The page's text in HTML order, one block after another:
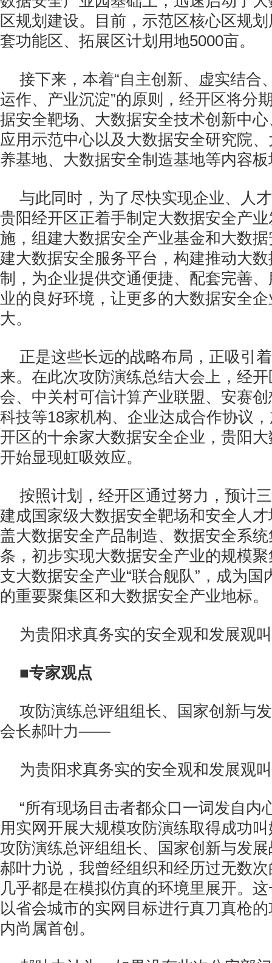
区规划建设。目前，示范区核心区规
套功能区、拓展区计划用地5000亩。
接下来，本着“自主创新、虚实结合
运作、产业沉淀”的原则，经开区将分
据安全靶场、大数据安全技术创新中
应用示范中心以及大数据安全研究院
养基地、大数据安全制造基地等内容
与此同时，为了尽快实现企业、人
贵阳经开区正着手制定大数据安全产
施，组建大数据安全产业基金和大数
建大数据安全服务平台，构建推动大
制，为企业提供交通便捷、配套完善
业的良好环境，让更多的大数据安全
大。
正是这些长远的战略布局，正吸引
来。在此次攻防演练总结大会上，经
会、中关村可信计算产业联盟、安赛
科技等18家机构、企业达成合作协议
开区的十余家大数据安全企业，贵阳
开始显现虹吸效应。
按照计划，经开区通过努力，预计
建成国家级大数据安全靶场和安全人
盖大数据安全产品制造、数据安全系
条，初步实现大数据安全产业的规模
支大数据安全产业“联合舰队”，成为国
的重要聚集区和大数据安全产业地标。
为贵阳求真务实的安全观和发展观
■专家观点
攻防演练总评组组长、国家创新与
会长郝叶力——
为贵阳求真务实的安全观和发展观
“所有现场目击者都众口一词发自内
用实网开展大规模攻防演练取得成功
攻防演练总评组组长、国家创新与发
郝叶力说，我曾经组织和经历过无数
几乎都是在模拟仿真的环境里展开。
以省会城市的实网目标进行真刀真枪
内尚属首创。